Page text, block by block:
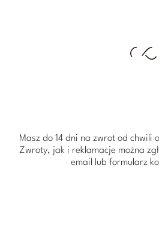
Masz do 14 dni na zwrot od chwili
Zwroty, jak i reklamacje można
email lub formularz